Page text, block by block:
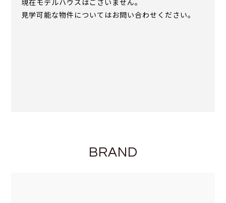
現在モデルハウスはございません。
見学可能な物件についてはお問い合わせください。
BRAND